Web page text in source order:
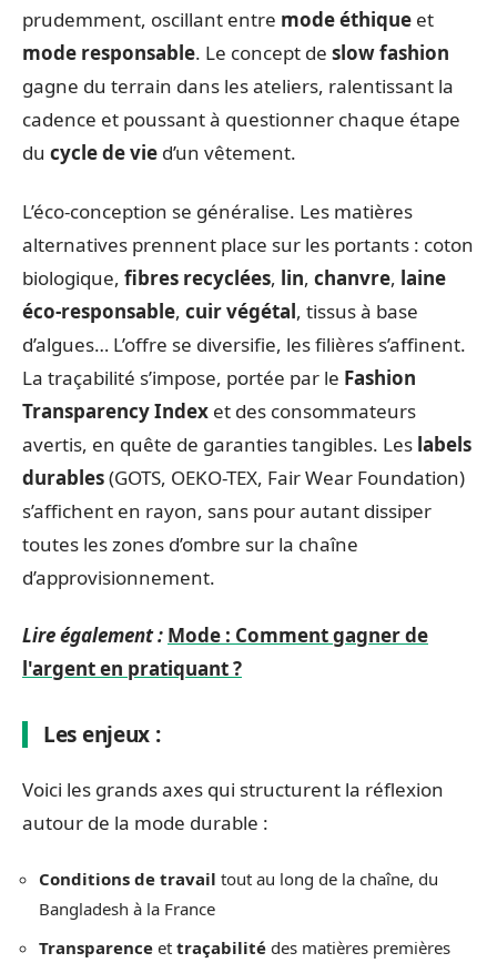
prudemment, oscillant entre mode éthique et
mode responsable. Le concept de slow fashion
gagne du terrain dans les ateliers, ralentissant la
cadence et poussant à questionner chaque étape
du cycle de vie d’un vêtement.
L’éco-conception se généralise. Les matières
alternatives prennent place sur les portants : coton
biologique, fibres recyclées, lin, chanvre, laine
éco-responsable, cuir végétal, tissus à base
d’algues… L’offre se diversifie, les filières s’affinent.
La traçabilité s’impose, portée par le Fashion
Transparency Index et des consommateurs
avertis, en quête de garanties tangibles. Les labels
durables(GOTS, OEKO-TEX, Fair Wear Foundation)
s’affichent en rayon, sans pour autant dissiper
toutes les zones d’ombre sur la chaîne
d’approvisionnement.
Lire également : Mode : Comment gagner de
l'argent en pratiquant ?
Les enjeux :
Voici les grands axes qui structurent la réflexion
autour de la mode durable :
Conditions de travail tout au long de la chaîne, du
Bangladesh à la France
Transparence et traçabilité des matières premières